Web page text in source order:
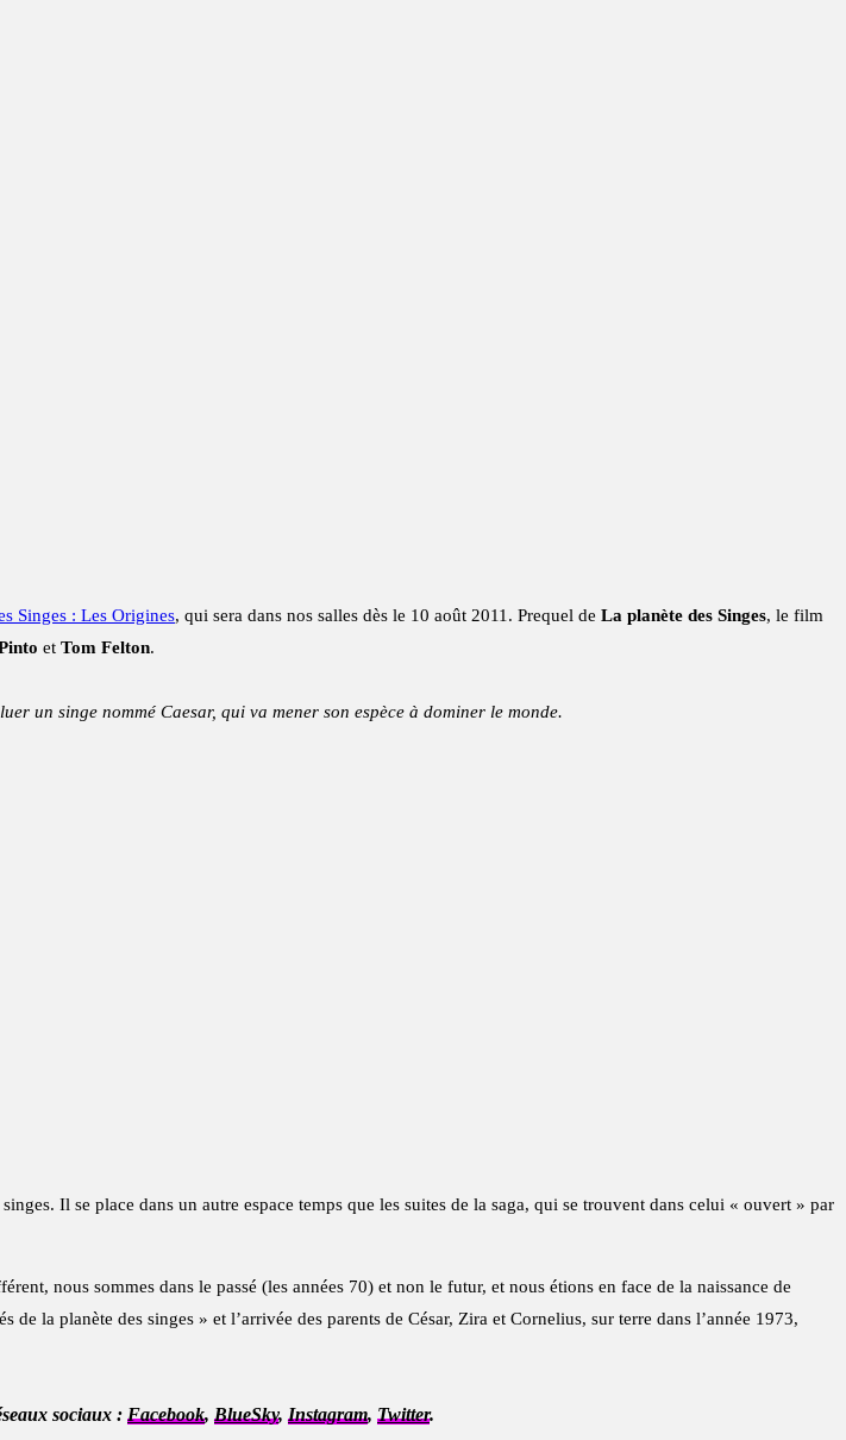
Singes : Les Origines, qui sera dans nos salles dès le 10 août 2011. Prequel de La planète des Singes, le film
et Tom Felton.
un singe nommé Caesar, qui va mener son espèce à dominer le monde.
Il se place dans un autre espace temps que les suites de la saga, qui se trouvent dans celui « ouvert » par
nous sommes dans le passé (les années 70) et non le futur, et nous étions en face de la naissance de
la planète des singes » et l’arrivée des parents de César, Zira et Cornelius, sur terre dans l’année 1973,
sociaux : Facebook, BlueSky, Instagram, Twitter.